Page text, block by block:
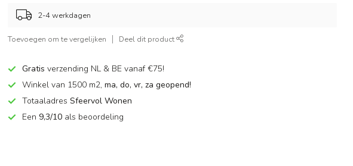
2-4 werkdagen
Toevoegen om te vergelijken Deel dit product
Gratisverzending NL & BE vanaf €75!
Winkel van 1500 m2,ma, do, vr, za geopend!
TotaaladresSfeervol Wonen
Een 9,3/10 als beoordeling